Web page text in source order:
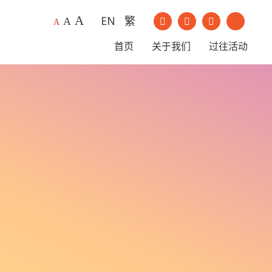
A A A EN 繁 我们的Facebook
我们的Instagram
我们的我们的
首页
关于我们 过往活动